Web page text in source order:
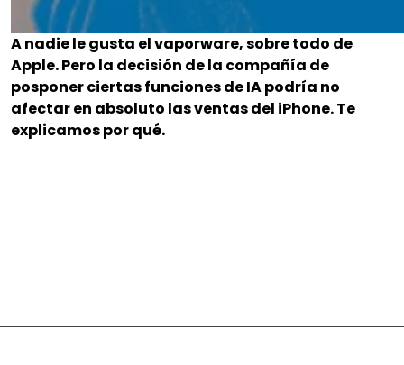
A nadie le gusta el vaporware, sobre todo de
Apple. Pero la decisión de la compañía de
posponer ciertas funciones de IA podría no
afectar en absoluto las ventas del iPhone. Te
explicamos por qué.